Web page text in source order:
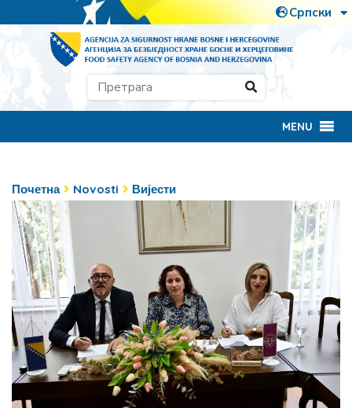
MENU
Почетна Novosti Вијести